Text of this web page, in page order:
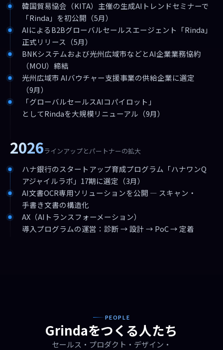
韓国貿易協会（KITA）主催の生成AIトレンドセミナーで
「Rinda」を初公開（5月）
AIによるB2Bグローバルセールスエージェント「Rinda」
正式リリース（5月）
BNKシステムおよび光州広域市などとAI企業業務協約
（MOU）締結
光州広域市 AIバウチャー支援事業の供給企業に選定
（9月）
「グローバルセールスAIコパイロット」
としてRindaを大規模リニューアル（9月）
2026ラインアップとパートナーの拡大
ハナ銀行のスタートアップ育成プログラム「ハナワンQ
アジャイルラボ」17期に選定（3月）
AI文書OCR専用ソリューションを公開 — スキャン・
手書き文書の構造化
AX（AIトランスフォーメーション）
導入プログラムの運営：診断 → 設計 → PoC → 定着
PEOPLE
Grindaをつくる人たち
セールス・プロダクト・デザイン・